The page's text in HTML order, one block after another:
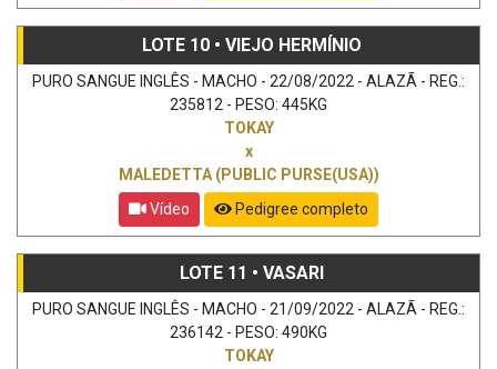
LOTE 10 • VIEJO HERMÍNIO
PURO SANGUE INGLÊS - MACHO - 22/08/2022 - ALAZÃ - REG.:
235812 - PESO: 445KG
TOKAY
x
MALEDETTA (PUBLIC PURSE(USA))
Vídeo
Pedigree completo
LOTE 11 • VASARI
PURO SANGUE INGLÊS - MACHO - 21/09/2022 - ALAZÃ - REG.:
236142 - PESO: 490KG
TOKAY